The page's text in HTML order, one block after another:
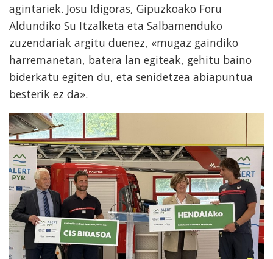
agintariek. Josu Idigoras, Gipuzkoako Foru
Aldundiko Su Itzalketa eta Salbamenduko
zuzendariak argitu duenez, «mugaz gaindiko
harremanetan, batera lan egiteak, gehitu baino
biderkatu egiten du, eta senidetzea abiapuntua
besterik ez da».